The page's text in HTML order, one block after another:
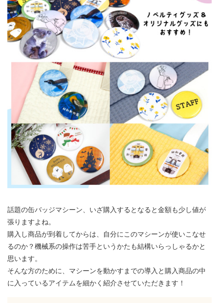
話題の缶バッジマシーン、いざ購入するとなると金額も少し値が
張りますよね。
購入し商品が到着してからは、自分にこのマシーンが使いこなせ
るのか？機械系の操作は苦手というかたも結構いらっしゃるかと
思います。
そんな方のために、マシーンを動かすまでの導入と購入商品の中
に入っているアイテムを細かく紹介させていただきます！